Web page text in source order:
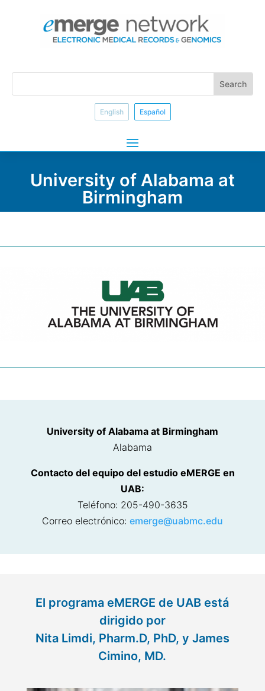
English Español
University of Alabama at
Birmingham
University of Alabama at Birmingham
Alabama
Contacto del equipo del estudio eMERGE en
UAB:
Teléfono: 205-490-3635
Correo electrónico: emerge@uabmc.edu
El programa eMERGE de UAB está
dirigido por
Nita Limdi, Pharm.D, PhD, y James
Cimino, MD.